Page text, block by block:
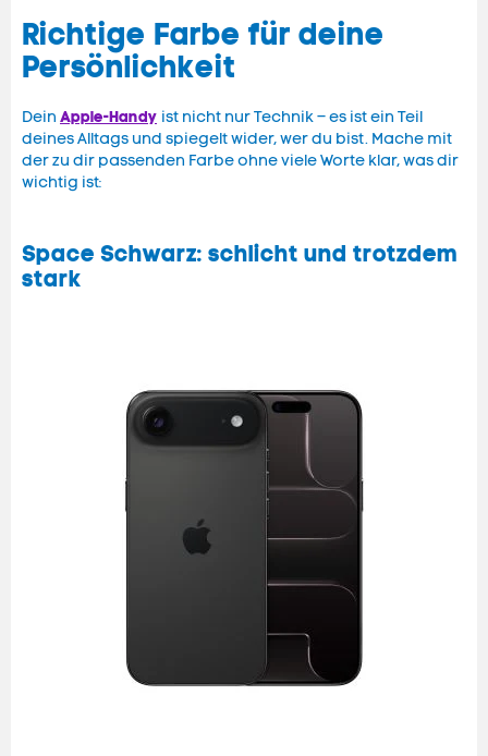
Richtige Farbe für deine
Persönlichkeit
Dein Apple-Handy ist nicht nur Technik – es ist ein Teil
deines Alltags und spiegelt wider, wer du bist. Mache mit
der zu dir passenden Farbe ohne viele Worte klar, was dir
wichtig ist:
Space Schwarz: schlicht und trotzdem
stark